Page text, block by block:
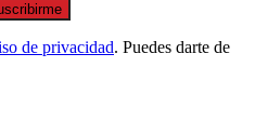
de privacidad. Puedes darte de